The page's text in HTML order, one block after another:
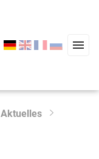
Aktuelles